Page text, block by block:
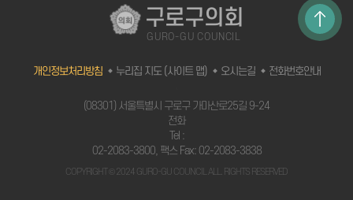
구로구의회
GURO-GU COUNCIL
개인정보처리방침 누리집 지도 (사이트 맵) 오시는길
전화번호안내
(08301) 서울특별시 구로구 가마산로25길 9-24
전화
Tel :
02-2083-3800, 팩스 Fax: 02-2083-3838
COPYRIGHT © 2024 GURO-GU COUNCIL ALL. RIGHTS RESERVED